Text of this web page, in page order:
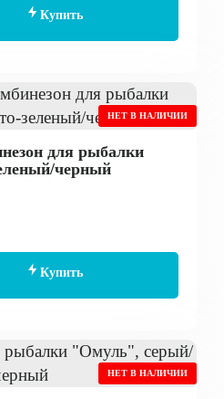
Купить
НЕТ В НАЛИЧИИ
для рыбалки
черный
Купить
НЕТ В НАЛИЧИИ